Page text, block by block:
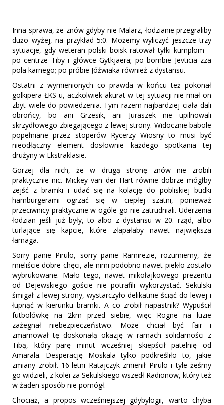
Inna sprawa, że znów gdyby nie Malarz, łodzianie przegraliby
dużo wyżej, na przykład 5:0. Możemy wyliczyć jeszcze trzy
sytuacje, gdy weteran polski boisk ratował tyłki kumplom –
po centrze Tiby i główce Gytkjaera; po bombie Jevticia zza
pola karnego; po próbie Jóźwiaka również z dystansu.
Ostatni z wymienionych co prawda w końcu też pokonał
golkipera ŁKS-u, aczkolwiek akurat w tej sytuacji nie miał on
zbyt wiele do powiedzenia. Tym razem najbardziej ciała dali
obrońcy, bo ani Grzesik, ani Juraszek nie upilnowali
skrzydłowego zbiegającego z lewej strony. Widocznie babole
popełniane przez stoperów Rycerzy Wiosny to musi być
nieodłączny element dosłownie każdego spotkania tej
drużyny w Ekstraklasie.
Gorzej dla nich, że w drugą stronę znów nie zrobili
praktycznie nic. Mickey van der Hart równie dobrze mógłby
zejść z bramki i udać się na kolację do pobliskiej budki
hamburgerami ogrzać się w ciepłej szatni, ponieważ
przeciwnicy praktycznie w ogóle go nie zatrudniali. Uderzenia
łodzian jeśli już były, to albo z dystansu w 20. rząd, albo
turlające się kapcie, które złapałaby nawet największa
łamaga.
Sorry panie Pirulo, sorry panie Ramirezie, rozumiemy, że
mieliście dobre chęci, ale nimi podobno nawet piekło zostało
wybrukowane. Mało tego, nawet mikołajkowego prezentu
od Dejewskiego goście nie potrafili wykorzystać. Sekulski
śmigał z lewej strony, wystarczyło delikatnie ściąć do lewej i
łupnąć w kierunku bramki. A co zrobił napastnik? Wypuścił
futbolówkę na 2km przed siebie, więc Rogne na luzie
zażegnał niebezpieczeństwo. Może chciał być fair i
zmarnował tę doskonałą okazję w ramach solidarności z
Tibą, który parę minut wcześniej skiepścił patelnię od
Amarala. Desperację Moskala tylko podkreśliło to, jakie
zmiany zrobił. 16-letni Ratajczyk zmienił Pirulo i tyle żeśmy
go widzieli, z kolei za Sekulskiego wszedł Radionow, który też
w żaden sposób nie pomógł.
Chociaż, a propos wcześniejszej gdybylogii, warto chyba